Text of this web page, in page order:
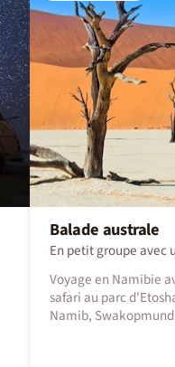
Balade australe
En petit groupe avec
Voyage en Namibie
safari au parc
Namib,